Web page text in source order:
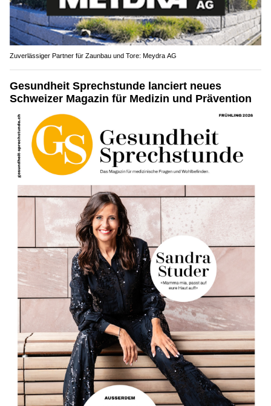
Zuverlässiger Partner für Zaunbau und Tore: Meydra AG
Gesundheit Sprechstunde lanciert neues
Schweizer Magazin für Medizin und Prävention